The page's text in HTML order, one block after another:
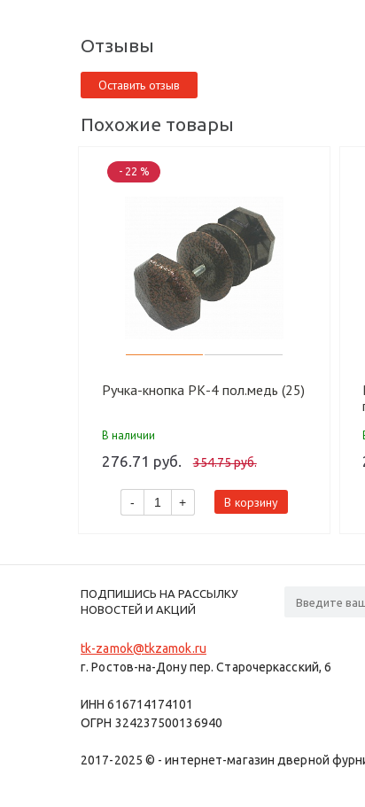
Отзывы
Оставить отзыв
Похожие товары
- 22 %
Ручка-кнопка РК-4 пол.медь (25)
В наличии
276.71 руб. 354.75 руб.
- + В корзину
ПОДПИШИСЬ НА РАССЫЛКУ
НОВОСТЕЙ И АКЦИЙ
tk-zamok@tkzamok.ru
г. Ростов-на-Дону пер. Старочеркасский, 6
ИНН 616714174101
ОГРН 324237500136940
2017-2025 © - интернет-магазин дверной